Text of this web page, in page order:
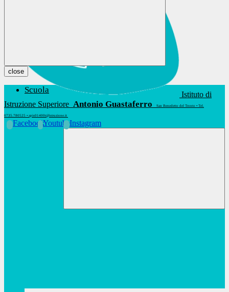
Istituto di
Istruzione Superiore Antonio Guastaferro San Benedetto del Tronto • Tel.
0735.780525 • apis01400t@istruzione.it
FacebookYoutubeInstagram
close
Scuola